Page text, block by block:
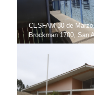
CESFAM 30 de
Brockman 1700, San